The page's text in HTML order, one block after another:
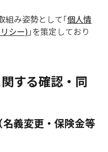
組み姿勢として｢個人情
シー) ｣を策定しており
する確認・同
義変更・保険金等